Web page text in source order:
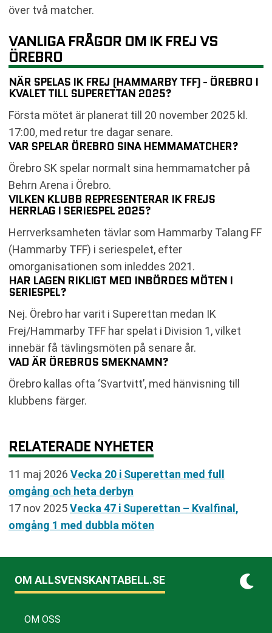
över två matcher.
VANLIGA FRÅGOR OM IK FREJ VS
ÖREBRO
NÄR SPELAS IK FREJ (HAMMARBY TFF) - ÖREBRO I
KVALET TILL SUPERETTAN 2025?
Första mötet är planerat till 20 november 2025 kl.
17:00, med retur tre dagar senare.
VAR SPELAR ÖREBRO SINA HEMMAMATCHER?
Örebro SK spelar normalt sina hemmamatcher på
Behrn Arena i Örebro.
VILKEN KLUBB REPRESENTERAR IK FREJS
HERRLAG I SERIESPEL 2025?
Herrverksamheten tävlar som Hammarby Talang FF
(Hammarby TFF) i seriespelet, efter
omorganisationen som inleddes 2021.
HAR LAGEN RIKLIGT MED INBÖRDES MÖTEN I
SERIESPEL?
Nej. Örebro har varit i Superettan medan IK
Frej/Hammarby TFF har spelat i Division 1, vilket
innebär få tävlingsmöten på senare år.
VAD ÄR ÖREBROS SMEKNAMN?
Örebro kallas ofta ‘Svartvitt’, med hänvisning till
klubbens färger.
RELATERADE NYHETER
11 maj 2026 Vecka 20 i Superettan med full
omgång och heta derbyn
17 nov 2025Vecka 47 i Superettan – Kvalfinal,
omgång 1 med dubbla möten
OM ALLSVENSKANTABELL.SE
OM OSS